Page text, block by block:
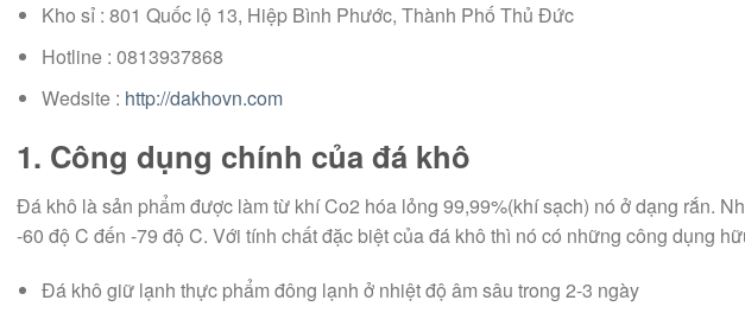
Kho sỉ : 801 Quốc lộ 13, Hiệp Bình Phước, Thành Phố Thủ Đức
Hotline : 0813937868
Wedsite : http://dakhovn.com
1. Công dụng chính của đá khô
Đá khô là sản phẩm được làm từ khí Co2 hóa lỏng 99,99%(khí sạch) nó ở dạng rắn.
-60 độ C đến -79 độ C. Với tính chất đặc biệt của đá khô thì nó có những công dụng
Đá khô giữ lạnh thực phẩm đông lạnh ở nhiệt độ âm sâu trong 2-3 ngày